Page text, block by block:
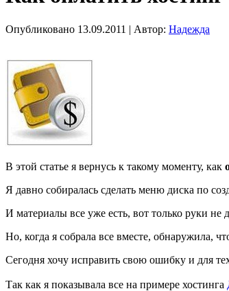
Опубликовано 13.09.2011 | Автор: Надежда
В этой статье я вернусь к такому моменту, как
Я давно собиралась сделать меню диска по
И материалы все уже есть, вот только руки не
Но, когда я собрала все вместе, обнаружила,
Сегодня хочу исправить свою ошибку и для
Так как я показывала все на примере хостинга